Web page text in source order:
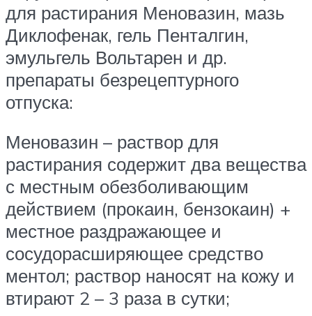
для растирания Меновазин, мазь
Диклофенак, гель Пенталгин,
эмульгель Вольтарен и др.
препараты безрецептурного
отпуска:
Меновазин – раствор для
растирания содержит два вещества
с местным обезболивающим
действием (прокаин, бензокаин) +
местное раздражающее и
сосудорасширяющее средство
ментол; раствор наносят на кожу и
втирают 2 – 3 раза в сутки;